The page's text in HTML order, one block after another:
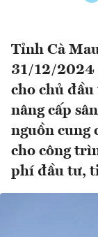
Tỉnh Cà
31/12/2024
cho chủ
nâng cấp
nguồn cung
cho công
phí đầu tư,